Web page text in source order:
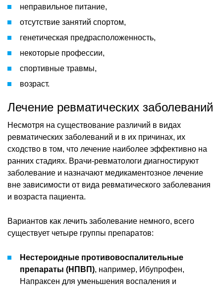
неправильное питание,
отсутствие занятий спортом,
генетическая предрасположенность,
некоторые профессии,
спортивные травмы,
возраст.
Лечение ревматических заболеваний
Несмотря на существование различий в видах
ревматических заболеваний и в их причинах, их
сходство в том, что лечение наиболее эффективно на
ранних стадиях. Врачи-ревматологи диагностируют
заболевание и назначают медикаментозное лечение
вне зависимости от вида ревматического заболевания
и возраста пациента.
Вариантов как лечить заболевание немного, всего
существует четыре группы препаратов:
Нестероидные противовоспалительные
препараты (НПВП), например, Ибупрофен,
Напраксен для уменьшения воспаления и